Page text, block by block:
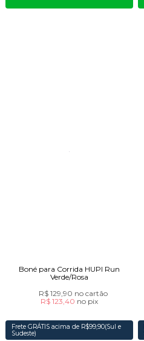
Boné para Corrida HUPI Run
Verde/Rosa
R$ 129,90 no cartão
R$ 123,40 no pix
Frete GRÁTIS acima de R$99,90(Sul e
Sudeste)